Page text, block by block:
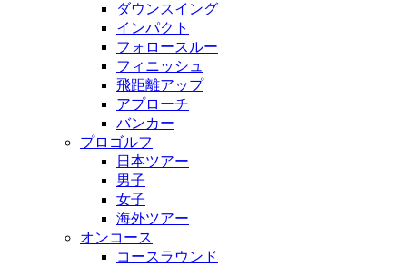
ダウンスイング
インパクト
フォロースルー
フィニッシュ
飛距離アップ
アプローチ
バンカー
プロゴルフ
日本ツアー
男子
女子
海外ツアー
オンコース
コースラウンド